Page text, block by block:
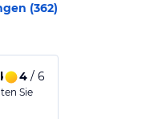
(362)
besser sein.
4/ 6
Sie